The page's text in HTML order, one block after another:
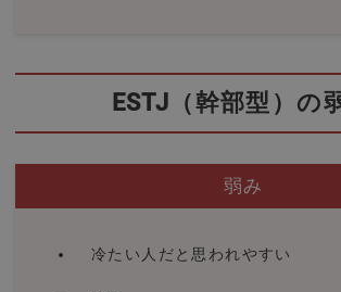
ESTJ（幹部型）の
弱み
冷たい人だと思われやすい